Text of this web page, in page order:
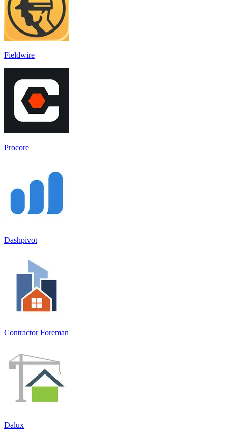
Fieldwire
Procore
Dashpivot
Contractor Foreman
Dalux